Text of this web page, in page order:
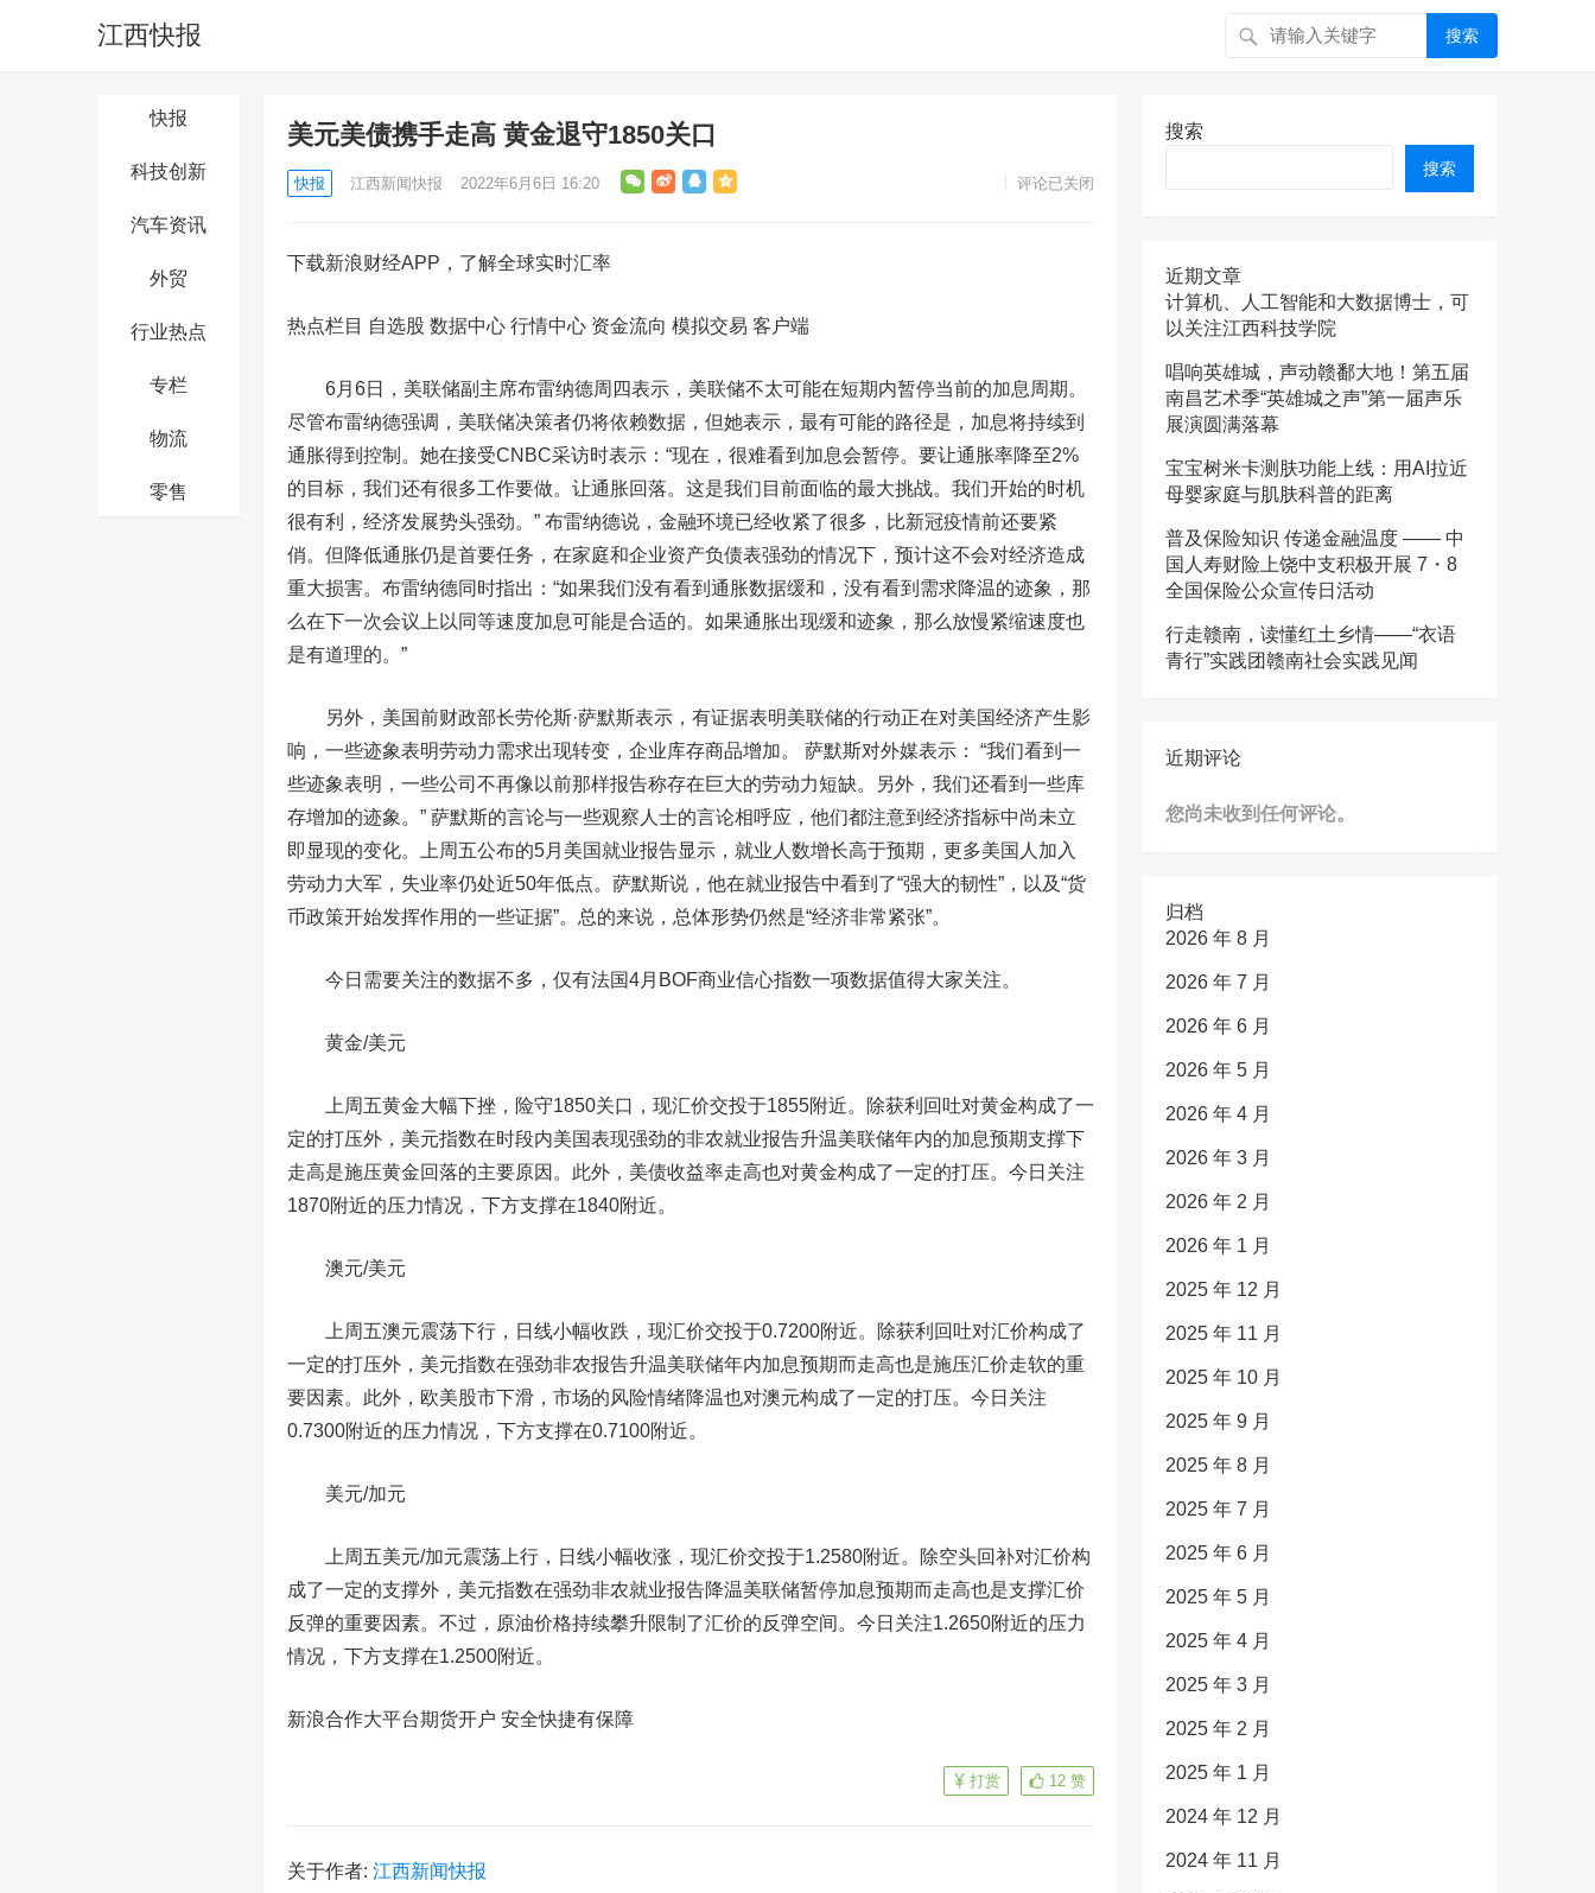
江西快报 搜索
快报
科技创新
汽车资讯
外贸
行业热点
专栏
物流
零售
美元美债携手走高 黄金退守1850关口
快报 江西新闻快报 2022年6月6日 16:20 评论已关闭
下载新浪财经APP，了解全球实时汇率
热点栏目 自选股 数据中心 行情中心 资金流向 模拟交易 客户端
6月6日，美联储副主席布雷纳德周四表示，美联储不太可能在短期内暂停当前的加息周期。
尽管布雷纳德强调，美联储决策者仍将依赖数据，但她表示，最有可能的路径是，加息将持续到
通胀得到控制。她在接受CNBC采访时表示：“现在，很难看到加息会暂停。要让通胀率降至2%
的目标，我们还有很多工作要做。让通胀回落。这是我们目前面临的最大挑战。我们开始的时机
很有利，经济发展势头强劲。” 布雷纳德说，金融环境已经收紧了很多，比新冠疫情前还要紧
俏。但降低通胀仍是首要任务，在家庭和企业资产负债表强劲的情况下，预计这不会对经济造成
重大损害。布雷纳德同时指出：“如果我们没有看到通胀数据缓和，没有看到需求降温的迹象，那
么在下一次会议上以同等速度加息可能是合适的。如果通胀出现缓和迹象，那么放慢紧缩速度也
是有道理的。”
另外，美国前财政部长劳伦斯·萨默斯表示，有证据表明美联储的行动正在对美国经济产生影
响，一些迹象表明劳动力需求出现转变，企业库存商品增加。 萨默斯对外媒表示： “我们看到一
些迹象表明，一些公司不再像以前那样报告称存在巨大的劳动力短缺。另外，我们还看到一些库
存增加的迹象。” 萨默斯的言论与一些观察人士的言论相呼应，他们都注意到经济指标中尚未立
即显现的变化。上周五公布的5月美国就业报告显示，就业人数增长高于预期，更多美国人加入
劳动力大军，失业率仍处近50年低点。萨默斯说，他在就业报告中看到了“强大的韧性”，以及“货
币政策开始发挥作用的一些证据”。总的来说，总体形势仍然是“经济非常紧张”。
今日需要关注的数据不多，仅有法国4月BOF商业信心指数一项数据值得大家关注。
黄金/美元
上周五黄金大幅下挫，险守1850关口，现汇价交投于1855附近。除获利回吐对黄金构成了一
定的打压外，美元指数在时段内美国表现强劲的非农就业报告升温美联储年内的加息预期支撑下
走高是施压黄金回落的主要原因。此外，美债收益率走高也对黄金构成了一定的打压。今日关注
1870附近的压力情况，下方支撑在1840附近。
澳元/美元
上周五澳元震荡下行，日线小幅收跌，现汇价交投于0.7200附近。除获利回吐对汇价构成了
一定的打压外，美元指数在强劲非农报告升温美联储年内加息预期而走高也是施压汇价走软的重
要因素。此外，欧美股市下滑，市场的风险情绪降温也对澳元构成了一定的打压。今日关注
0.7300附近的压力情况，下方支撑在0.7100附近。
美元/加元
上周五美元/加元震荡上行，日线小幅收涨，现汇价交投于1.2580附近。除空头回补对汇价构
成了一定的支撑外，美元指数在强劲非农就业报告降温美联储暂停加息预期而走高也是支撑汇价
反弹的重要因素。不过， 原油价格持续攀升限制了汇价的反弹空间。今日关注1.2650附近的压力
情况，下方支撑在1.2500附近。
新浪合作大平台期货开户 安全快捷有保障
12 赞
打赏
关于作者: 江西新闻快报
搜索
搜索
近期文章
计算机、人工智能和大数据博士，可
以关注江西科技学院
唱响英雄城，声动赣鄱大地！第五届
南昌艺术季“英雄城之声”第一届声乐
展演圆满落幕
宝宝树米卡测肤功能上线：用AI拉近
母婴家庭与肌肤科普的距离
普及保险知识 传递金融温度 —— 中
国人寿财险上饶中支积极开展 7・8
全国保险公众宣传日活动
行走赣南，读懂红土乡情——“衣语
青行”实践团赣南社会实践见闻
近期评论
您尚未收到任何评论。
归档
2026 年 8 月
2026 年 7 月
2026 年 6 月
2026 年 5 月
2026 年 4 月
2026 年 3 月
2026 年 2 月
2026 年 1 月
2025 年 12 月
2025 年 11 月
2025 年 10 月
2025 年 9 月
2025 年 8 月
2025 年 7 月
2025 年 6 月
2025 年 5 月
2025 年 4 月
2025 年 3 月
2025 年 2 月
2025 年 1 月
2024 年 12 月
2024 年 11 月